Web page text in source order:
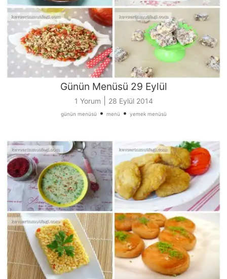
Günün Menüsü 29 Eylül
1 Yorum 28 Eylül 2014
günün menüsü • menü • yemek menüsü